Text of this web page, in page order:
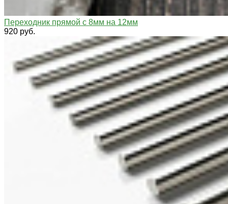
Переходник прямой с 8мм на 12мм
920 руб.